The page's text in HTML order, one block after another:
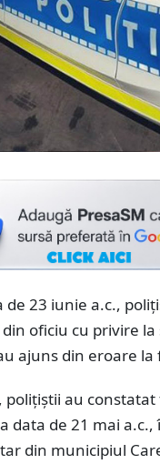
de 23 iunie a.c.,
din oficiu cu privire
ajuns din eroare la
polițiștii au
data de 21 mai
din municipiul